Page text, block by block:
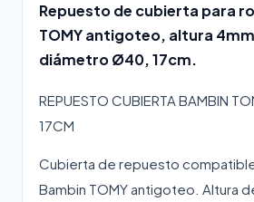
Repuesto de cubierta para
TOMY antigoteo, altura
diámetro Ø40, 17cm.
REPUESTO CUBIERTA BAMBIN
17CM
Cubierta de repuesto
Bambin TOMY antigoteo. Altura